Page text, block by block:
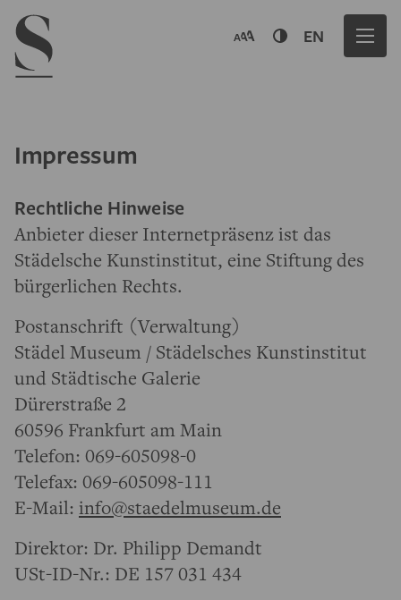
Navigation menu
EN
Impressum
Rechtliche Hinweise
Anbieter dieser Internetpräsenz ist das
Städelsche Kunstinstitut, eine Stiftung des
bürgerlichen Rechts.
Postanschrift (Verwaltung)
Städel Museum / Städelsches Kunstinstitut
und Städtische Galerie
Dürerstraße 2
60596 Frankfurt am Main
Telefon: 069-605098-0
Telefax: 069-605098-111
E-Mail: info@staedelmuseum.de
Direktor: Dr. Philipp Demandt
USt-ID-Nr.: DE 157 031 434